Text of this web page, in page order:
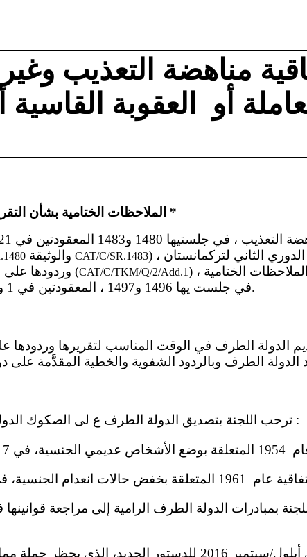
مناهضة التعذيب
أو العقوبة القاسية
الملاحظات الختامية بشأن التقرير الدوري الثاني لتركمانستان *
CAT/C/SR.1483) ، في التقرير الدوري الثاني لتركمانستان
) وردودها على قائمة المسائل (CAT/C/TKM/Q/2/Add.1) ، واعتمَدت هذه الملاحظات الختامية
في جلست يها 1496 و1497 ، المعقودتين في 1 و2 كانون الأول / ديسمبر 2016.
3- ترحب اللجنة بتصديق الدولة الطرف ع لى الصكوك الدولية التالية أو انضمامها إليها :
ديسمبر 2011؛